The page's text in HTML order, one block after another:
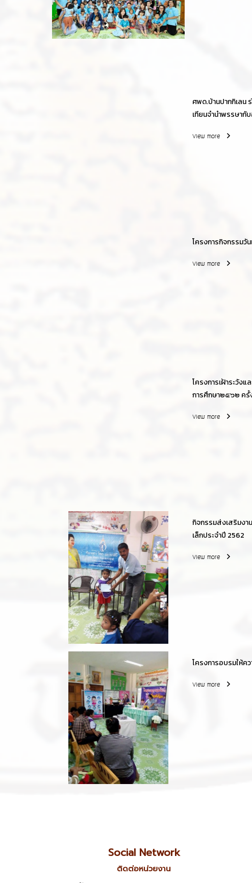
ศพด.บ้านปากกิเลน
เทียนจำนำพรรษากั
View more
โครงการกิจกรรมวั
View more
โครงการเฝ้าระวัง
การศึกษา๒๕๖๒ ครั้
View more
กิจกรรมส่งเสริมง
เล็กประจำปี 2562
View more
โครงการอบรมให้ค
View more
Social Network
ติดต่อหน่วยงาน